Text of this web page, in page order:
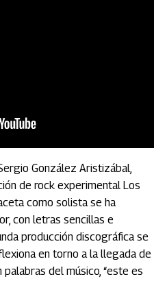
González Aristizábal,
de rock experimental Los
como solista se ha
con letras sencillas e
producción discográfica se
en torno a la llegada de
palabras del músico, “este es